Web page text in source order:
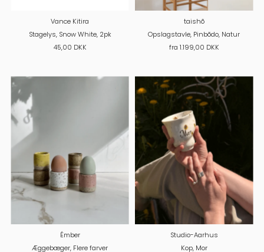
Vance Kitira
Stagelys, Snow White, 2pk
45,00 DKK
taishõ
Opslagstavle, Pinbõdo, Natur
fra 1.199,00 DKK
Émber
Æggebæger, Flere farver
Studio-Aarhus
Kop, Mor